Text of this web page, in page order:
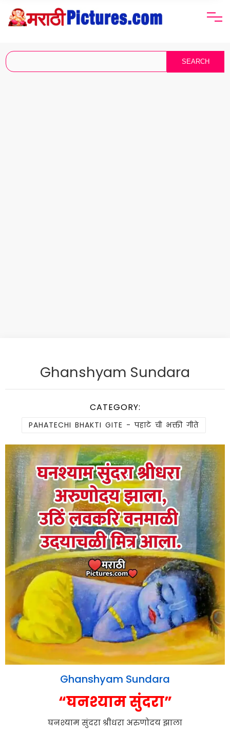
Ghanshyam Sundara
CATEGORY:
PAHATECHI BHAKTI GITE - पहाटे ची भक्ती गीते
Ghanshyam Sundara
“घनश्याम सुंदरा”
घनश्याम सुंदरा श्रीधरा अरुणोदय झाला